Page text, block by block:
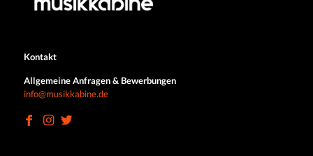
Kontakt
Allgemeine Anfragen & Bewerbungen
info@musikkabine.de